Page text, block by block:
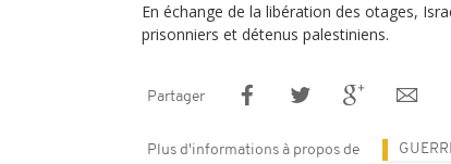
En échange de la libération des otages,
prisonniers et détenus palestiniens.
Partager
Plus d'informations à propos de